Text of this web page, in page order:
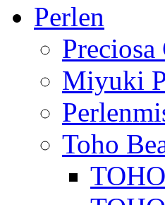
Perlen
Preciosa
Miyuki
Toho